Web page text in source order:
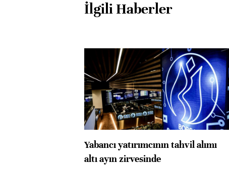
İlgili Haberler
Yabancı yatırımcının tahvil alımı
altı ayın zirvesinde